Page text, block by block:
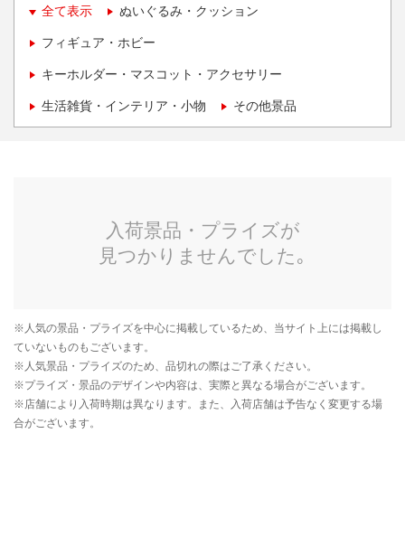
全て表示 ぬいぐるみ・クッション
フィギュア・ホビー
キーホルダー・マスコット・アクセサリー
生活雑貨・インテリア・小物 その他景品